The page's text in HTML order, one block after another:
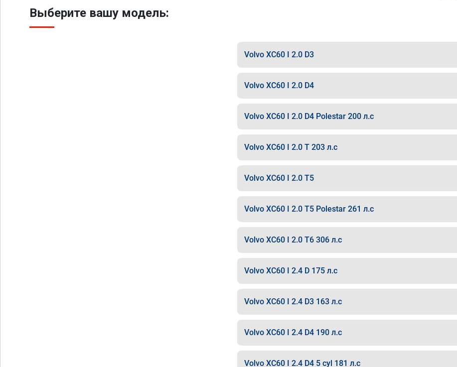
Выберите вашу модель:
Volvo XC60 I 2.0 D3
Volvo XC60 I 2.0 D4
Volvo XC60 I 2.0 D4 Polestar 200 л.с
Volvo XC60 I 2.0 T 203 л.с
Volvo XC60 I 2.0 T5
Volvo XC60 I 2.0 T5 Polestar 261 л.с
Volvo XC60 I 2.0 T6 306 л.с
Volvo XC60 I 2.4 D 175 л.с
Volvo XC60 I 2.4 D3 163 л.с
Volvo XC60 I 2.4 D4 190 л.с
Volvo XC60 I 2.4 D4 5 cyl 181 л.с